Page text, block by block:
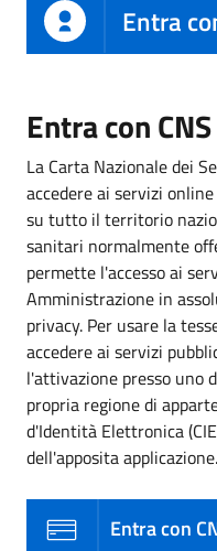
Entra
Entra con
La Carta Nazionale dei
accedere ai servizi
su tutto il territorio
sanitari normalmente
permette l'accesso ai
Amministrazione in
privacy. Per usare la
accedere ai servizi
l'attivazione presso uno
propria regione di
d'Identità Elettronica
dell'apposita applicazione.
Entra con